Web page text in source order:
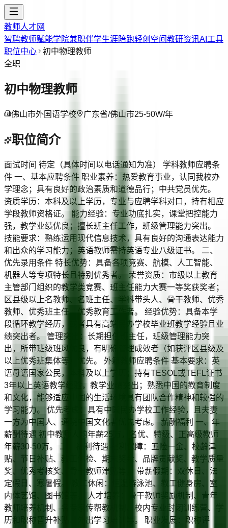
教师人才网
智聘教师赋能学院兼职伴学生涯陪跑轻创空间教研资讯AI工具
职位中心
初中物理教师
全职
初中物理教师
佛山市外国语学校 广东省/佛山市25-50W/年
职位简介
面试时间 待定（具体时间以电话通知为准） 学科教师应聘条
件 一、基本应聘条件 职业素养：热爱教育事业，认同我校办
学理念；具有良好的政治素质和道德品行；中共党员优先。
资质学历：本科及以上学历，专业与应聘学科对口，持有相应
学段教师资格证。 能力经验：专业功底扎实，课堂把控能力
强，教学业绩优良；擅长班主任工作，班级管理能力突出。
技能要求：熟练运用现代信息技术，具有良好的沟通表达能力
和出众的学习能力；英语教师需持英语专业八级证书。 二、
优先录用条件 特长优势：具备各项竞赛、航模、人工智能、
机器人等专项特长且特别优秀者。 荣誉资质：市级以上教育
主管部门组织的教学类竞赛、班主任能力大赛一等奖获奖者；
区县级以上名教师、名班主任、学科带头人、骨干教师、优秀
教师、优秀班主任、优秀教育工作者。 经验优势：具备本学
段循环教学经历，或者具有高端民办学校毕业班教学经验且业
绩突出者。 管理突出：长期担任班主任，班级管理能力突
出，所带班级班风优良，有明确管理成效者（如获评区县级及
以上优秀班集体等）优先。 外籍教师应聘条件 基本要求：英
语母语国家公民，本科及以上学历；持有TESOL或TEFL证书
3年以上英语教学经验，教学业绩突出；熟悉中国的教育制度
和文化，能够适应中国的生活环境具有团队合作精神和较强的
学习能力。 优先考虑：具有中国民办学校工作经验，且夫妻
一方为中国人、通晓中国文化者优先考虑。 薪酬福利 一、年
薪酬待遇 初中教师人均年薪25万，名优、特级、正高级教师
年薪30-50万。 二、福利待遇 福利保障：五险一金、校龄津
贴、节日补贴、教工体检、期末奖金、品牌贡献奖、教学质量
奖、优秀考核奖、骨干教师津贴等。 带薪假期：双休日、法
定假日、寒暑假。 教工休闲：恒温游泳池、教工健身房、室
内体艺馆、图书馆等。 人才培养：骨干教师奖励机制、青年
教师培养机制、名专家传帮教机制、校内专业封闭训练营、学
历和职称晋升补贴、外出学习培训等。 职业发展：职称评